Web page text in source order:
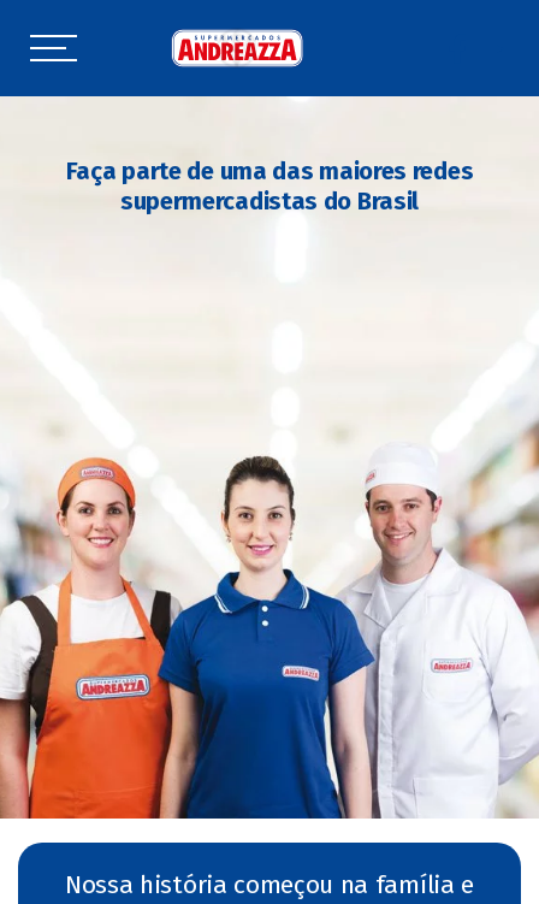
Faça parte de uma das maiores redes
supermercadistas do Brasil
Nossa história começou na família e